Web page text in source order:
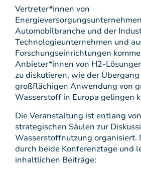
Vertreter*innen von
Automobilbranche und der
Technologieunternehmen und
Forschungseinrichtungen
Anbieter*innen von H2-
zu diskutieren, wie der
großflächigen Anwendung von
Wasserstoff in Europa gelingen
Die Veranstaltung ist entlang
strategischen Säulen zur
Wasserstoffnutzung organisiert.
durch beide Konferenztage und
inhaltlichen Beiträge: